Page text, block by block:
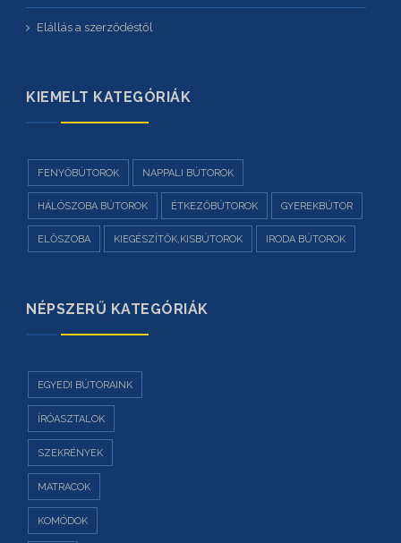
Elállás a szerződéstől
KIEMELT KATEGÓRIÁK
FENYŐBÚTOROK NAPPALI BÚTOROK
HÁLÓSZOBA BÚTOROK ÉTKEZŐBÚTOROK GYEREKBÚTOR
ELŐSZOBA KIEGÉSZÍTŐK,KISBÚTOROK IRODA BÚTOROK
NÉPSZERŰ KATEGÓRIÁK
EGYEDI BÚTORAINK
ÍRÓASZTALOK
SZEKRÉNYEK
MATRACOK
KOMÓDOK